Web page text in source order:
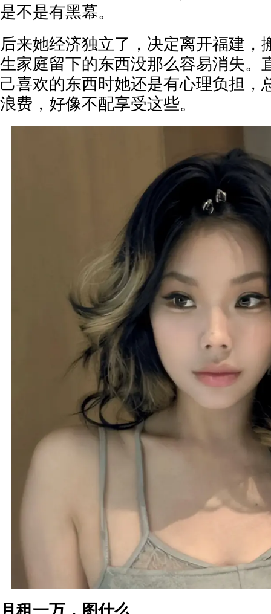
是不是有黑幕。
后来她经济独立了，决定离开福建，
生家庭留下的东西没那么容易消失。
己喜欢的东西时她还是有心理负担，
浪费，好像不配享受这些。
月租一万，图什么